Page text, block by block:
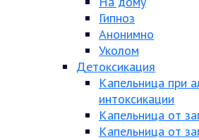
Гипноз
Анонимно
Уколом
Детоксикация
Капельница при
интоксикации
Капельница от
Капельница от